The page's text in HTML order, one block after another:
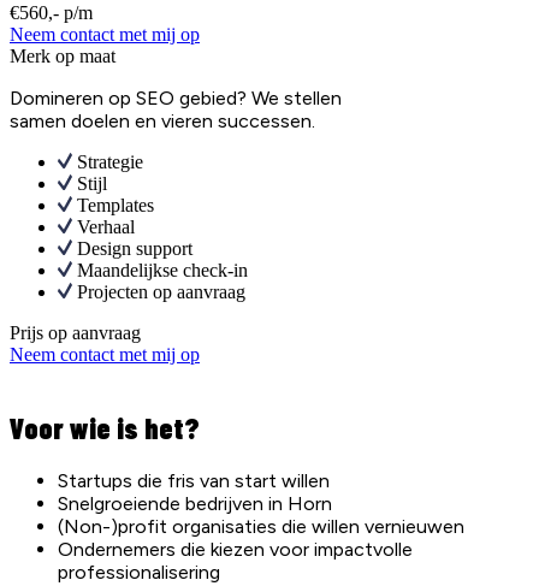
€560,- p/m
Neem contact met mij op
Merk op maat
Domineren op SEO gebied? We stellen
samen doelen en vieren successen.
Strategie
Stijl
Templates
Verhaal
Design support
Maandelijkse check-in
Projecten op aanvraag
Prijs op aanvraag
Neem contact met mij op
Voor wie is het?
Startups die fris van start willen
Snelgroeiende bedrijven in Horn
(Non-)profit organisaties die willen vernieuwen
Ondernemers die kiezen voor impactvolle
professionalisering